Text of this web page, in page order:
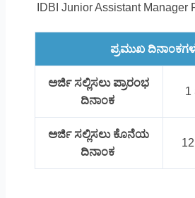
IDBI Junior Assistant Manager
ಪ್ರಮುಖ
ಅರ್ಜಿ ಸಲ್ಲಿಸಲು ಪ್ರಾರಂಭ
ದಿನಾಂಕ
1
ಅರ್ಜಿ ಸಲ್ಲಿಸಲು ಕೊನೆಯ
ದಿನಾಂಕ